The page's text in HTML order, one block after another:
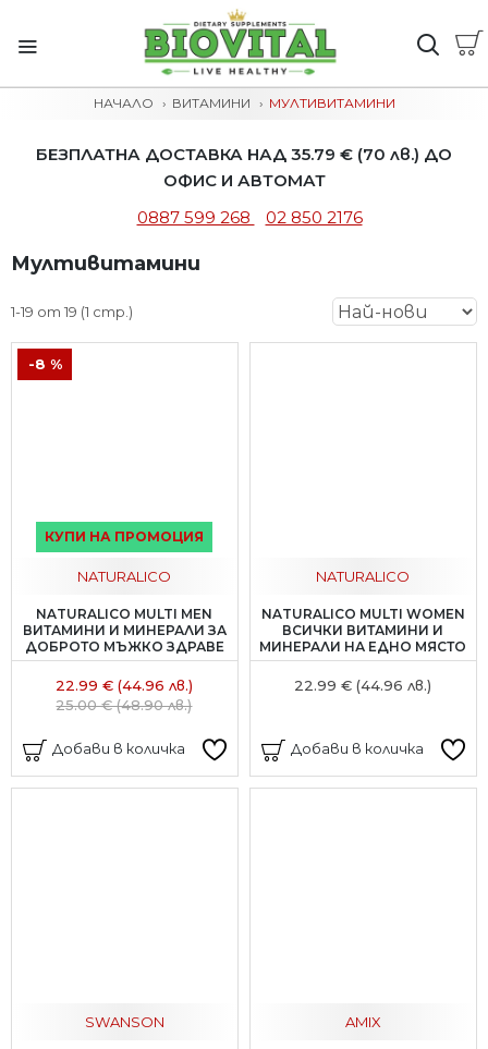
НАЧАЛО ВИТАМИНИ МУЛТИВИТАМИНИ
БЕЗПЛАТНА ДОСТАВКА НАД 35.79 € (70 лв.) ДО
ОФИС И АВТОМАТ
0887 599 268
02 850 2176
Мултивитамини
1-19 от 19 (1 стр.)
КУПИ НА ПРОМОЦИЯ
-8 %
NATURALICO
NATURALICO MULTI MEN
ВИТАМИНИ И МИНЕРАЛИ ЗА
ДОБРОТО МЪЖКО ЗДРАВЕ
22.99 € (44.96 лв.)
25.00 € (48.90 лв.)
Добави в количка
NATURALICO
NATURALICO MULTI WOMEN
ВСИЧКИ ВИТАМИНИ И
МИНЕРАЛИ НА ЕДНО МЯСТО
22.99 € (44.96 лв.)
Добави в количка
SWANSON AMIX